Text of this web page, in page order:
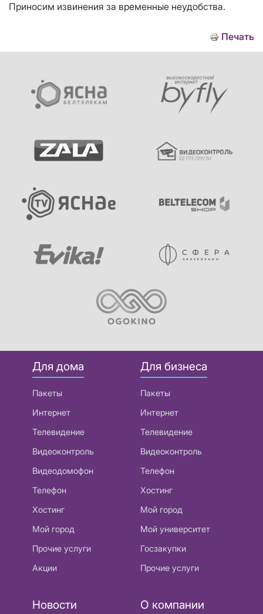
Приносим извинения за временные неудобства.
Печать
Для дома
Пакеты
Интернет
Телевидение
Видеоконтроль
Видеодомофон
Телефон
Хостинг
Мой город
Прочие услуги
Акции
Для бизнеса
Пакеты
Интернет
Телевидение
Видеоконтроль
Телефон
Хостинг
Мой город
Мой университет
Госзакупки
Прочие услуги
Новости О компании